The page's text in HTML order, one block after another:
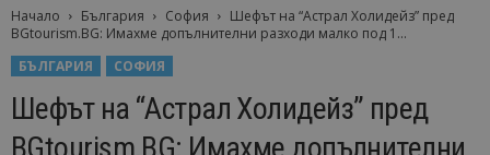
Начало България София
Шефът на “Астрал Холидейз” пред
BGtourism.BG: Имахме допълнителни разходи малко под 1...
БЪЛГАРИЯ
СОФИЯ
Шефът на “Астрал Холидейз” пред